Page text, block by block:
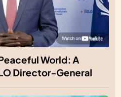
World: A
Director-General